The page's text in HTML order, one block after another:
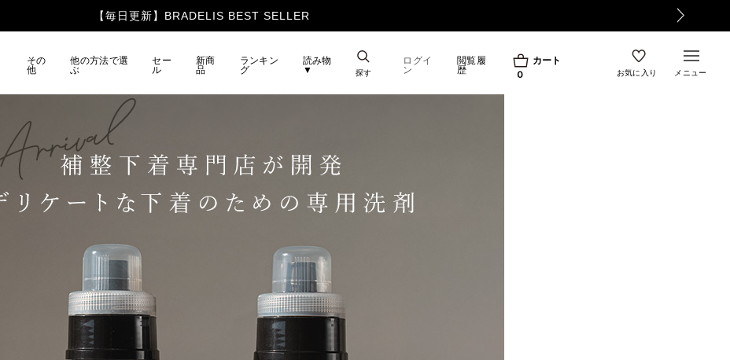
【毎日更新】BRADELIS BEST SELLER
その
他
他の方法で選
ぶ
セー
ル
新商
品
ランキン
グ
読み物
▼
ログイ
ン
閲覧履
歴
カート
0
探す お気に入り メニュー